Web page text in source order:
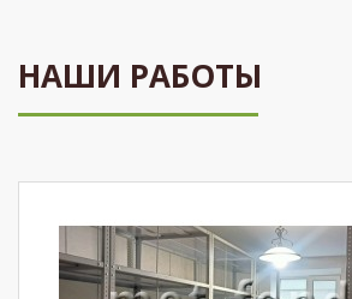
НАШИ РАБОТЫ